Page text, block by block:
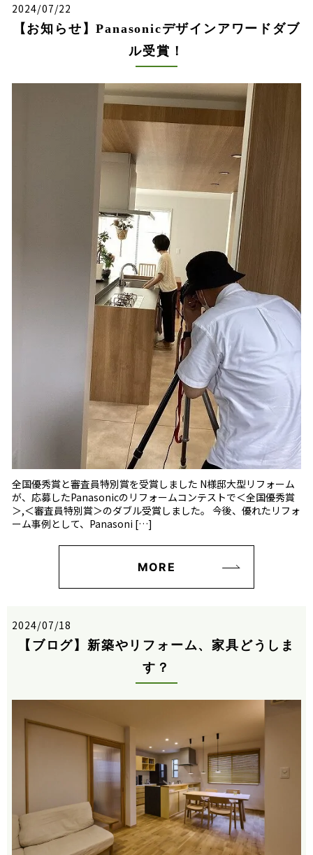
2024/07/22
【お知らせ】Panasonicデザインアワードダブ
ル受賞！
全国優秀賞と審査員特別賞を受賞しました N様邸大型リフォーム
が、応募したPanasonicのリフォームコンテストで＜全国優秀賞
＞,＜審査員特別賞＞のダブル受賞しました。 今後、優れたリフォ
ーム事例として、Panasoni […]
MORE
2024/07/18
【ブログ】新築やリフォーム、家具どうしま
す？